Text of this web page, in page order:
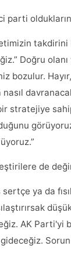
Doğru
bozulur.
stratejiye
de
ya da
AK Parti'yi